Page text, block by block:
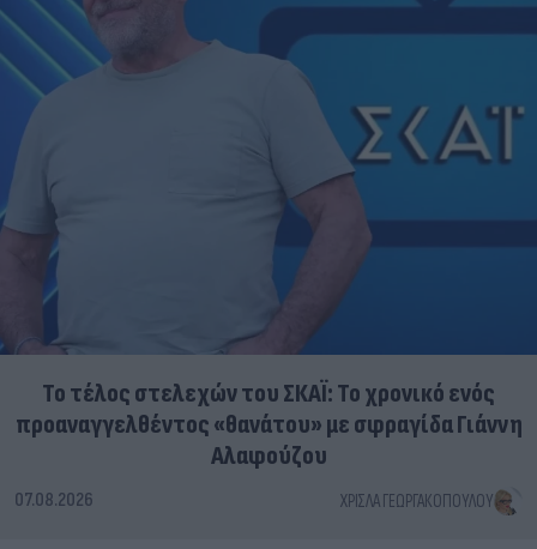
Το τέλος στελεχών του ΣΚΑΪ: Το χρονικό ενός
προαναγγελθέντος «θανάτου» με σφραγίδα Γιάννη
Αλαφούζου
07.08.2026 ΧΡΊΣΛΑ ΓΕΩΡΓΑΚΟΠΟΎΛΟΥ